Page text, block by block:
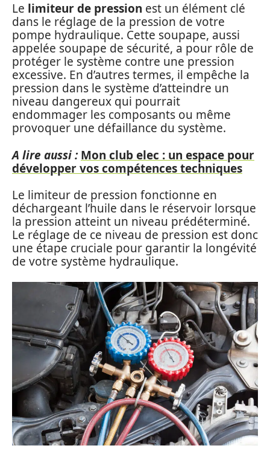
Le limiteur de pression est un élément clé
dans le réglage de la pression de votre
pompe hydraulique. Cette soupape, aussi
appelée soupape de sécurité, a pour rôle de
protéger le système contre une pression
excessive. En d’autres termes, il empêche la
pression dans le système d’atteindre un
niveau dangereux qui pourrait
endommager les composants ou même
provoquer une défaillance du système.
A lire aussi : Mon club elec : un espace pour
développer vos compétences techniques
Le limiteur de pression fonctionne en
déchargeant l’huile dans le réservoir lorsque
la pression atteint un niveau prédéterminé.
Le réglage de ce niveau de pression est donc
une étape cruciale pour garantir la longévité
de votre système hydraulique.